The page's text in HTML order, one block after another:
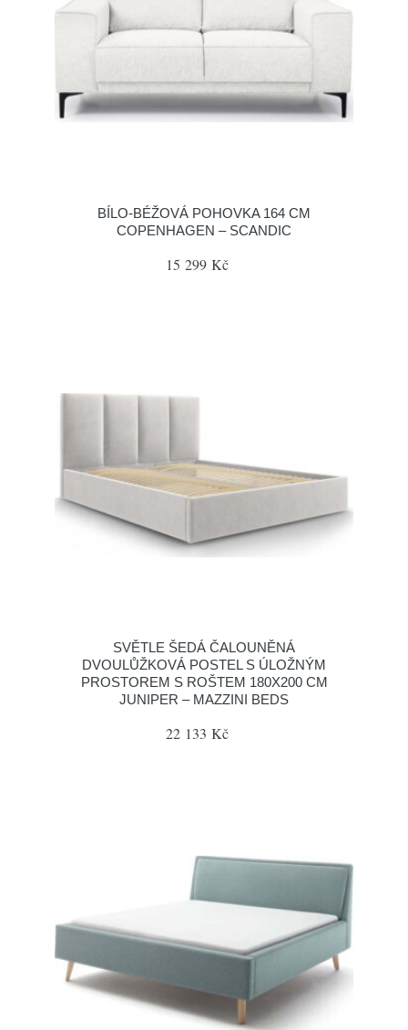
BÍLO-BÉŽOVÁ POHOVKA 164 CM
COPENHAGEN – SCANDIC
15 299 Kč
SVĚTLE ŠEDÁ ČALOUNĚNÁ
DVOULŮŽKOVÁ POSTEL S ÚLOŽNÝM
PROSTOREM S ROŠTEM 180X200 CM
JUNIPER – MAZZINI BEDS
22 133 Kč